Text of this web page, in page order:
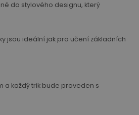
do stylového designu, který
jsou ideální jak pro učení základních
a každý trik bude proveden s